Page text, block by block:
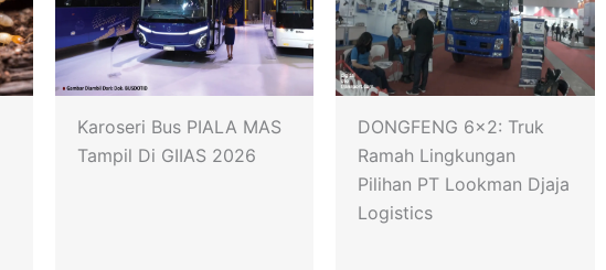
Karoseri Bus PIALA MAS
Tampil Di GIIAS 2026
DONGFENG 6×2: Truk
Ramah Lingkungan
Pilihan PT Lookman Djaja
Logistics